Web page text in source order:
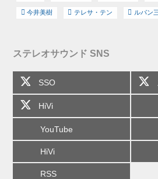
今井美樹 テレサ・テン ルパン
ステレオサウンド SNS
SSO
HiVi
YouTube
HiVi
RSS